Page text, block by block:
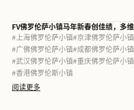
# 上海佛罗伦萨小镇#京津佛罗伦萨小镇
#广佛佛罗伦萨小镇#成都佛罗伦萨小镇
#武汉佛罗伦萨小镇#重庆佛罗伦萨小镇
#香港佛罗伦斯小镇
阅读更多